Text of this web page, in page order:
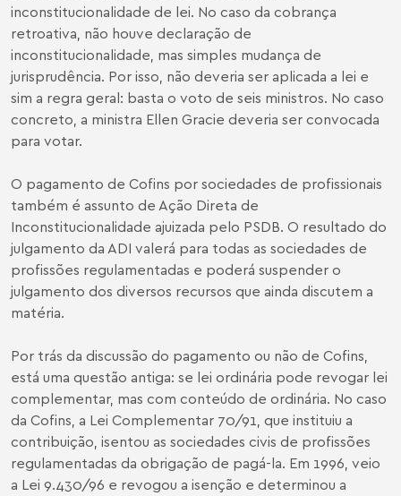
inconstitucionalidade de lei. No caso da cobrança
retroativa, não houve declaração de
inconstitucionalidade, mas simples mudança de
jurisprudência. Por isso, não deveria ser aplicada a lei e
sim a regra geral: basta o voto de seis ministros. No caso
concreto, a ministra Ellen Gracie deveria ser convocada
para votar.
O pagamento de Cofins por sociedades de profissionais
também é assunto de Ação Direta de
Inconstitucionalidade ajuizada pelo PSDB. O resultado do
julgamento da ADI valerá para todas as sociedades de
profissões regulamentadas e poderá suspender o
julgamento dos diversos recursos que ainda discutem a
matéria.
Por trás da discussão do pagamento ou não de Cofins,
está uma questão antiga: se lei ordinária pode revogar lei
complementar, mas com conteúdo de ordinária. No caso
da Cofins, a Lei Complementar 70/91, que instituiu a
contribuição, isentou as sociedades civis de profissões
regulamentadas da obrigação de pagá-la. Em 1996, veio
a Lei 9.430/96 e revogou a isenção e determinou a